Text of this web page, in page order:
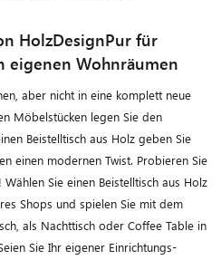
HolzDesignPur für
eigenen Wohnräumen
aber nicht in eine komplett neue
Möbelstücken legen Sie den
Beistelltisch aus Holz geben Sie
einen modernen Twist. Probieren Sie
Sie einen Beistelltisch aus Holz
Shops und spielen Sie mit dem
als Nachttisch oder Coffee Table in
Sie Ihr eigener Einrichtungs-